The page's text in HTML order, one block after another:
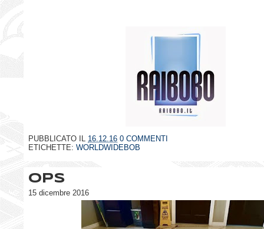
PUBBLICATO IL 16.12.16 0 COMMENTI
ETICHETTE: WORLDWIDEBOB
Ops
15 dicembre 2016